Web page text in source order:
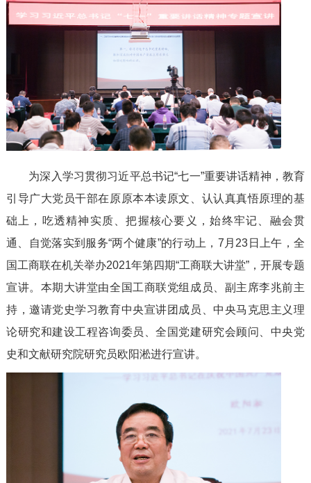
为深入学习贯彻习近平总书记“七一”重要讲话精神，教育
引导广大党员干部在原原本本读原文、认认真真悟原理的基
础上，吃透精神实质、把握核心要义，始终牢记、融会贯
通、自觉落实到服务“两个健康”的行动上，7月23日上午，全
国工商联在机关举办2021年第四期“工商联大讲堂”，开展专题
宣讲。本期大讲堂由全国工商联党组成员、副主席李兆前主
持，邀请党史学习教育中央宣讲团成员、中央马克思主义理
论研究和建设工程咨询委员、全国党建研究会顾问、中央党
史和文献研究院研究员欧阳淞进行宣讲。